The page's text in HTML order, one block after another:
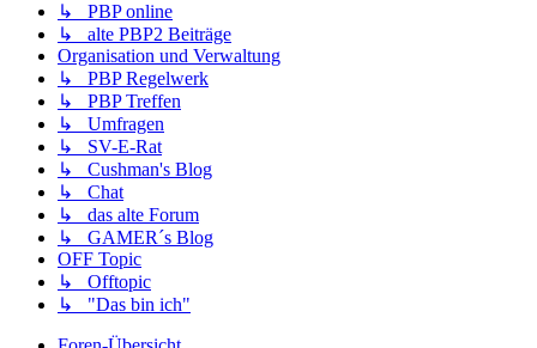
↳ PBP online
↳ alte PBP2 Beiträge
Organisation und Verwaltung
↳ PBP Regelwerk
↳ PBP Treffen
↳ Umfragen
↳ SV-E-Rat
↳ Cushman's Blog
↳ Chat
↳ das alte Forum
↳ GAMER´s Blog
OFF Topic
↳ Offtopic
↳ "Das bin ich"